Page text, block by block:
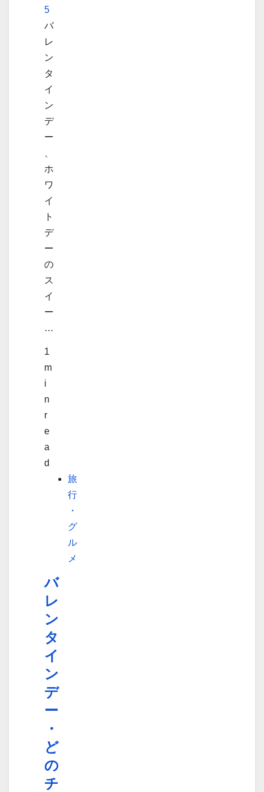
5
バ
レ
ン
タ
イ
ン
デ
ー
ホ
ワ
イ
ト
デ
ー
の
ス
イ
ー
…
1
m
i
n
r
e
a
d
旅
行
・
グ
ル
メ
バ
レ
ン
タ
イ
ン
デ
ー
・
ど
の
チ